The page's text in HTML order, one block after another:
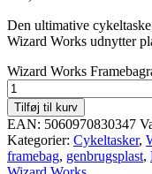
Den ultimative
Wizard Works udnytter
Wizard Works
Tilføj til kurv
EAN: 5060970830347
Kategorier: Cykeltasker,
framebag, genbrugsplast,